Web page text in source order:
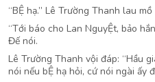
“BỆ hạ.” Lê Trường Thanh lau
“Tới báo cho Lan NguyỆt, bảo
Đế nói.
Lê Trường Thanh vội đáp: “Hầu
nói nếu bỆ hạ hỏi, cứ nói ngài ấy